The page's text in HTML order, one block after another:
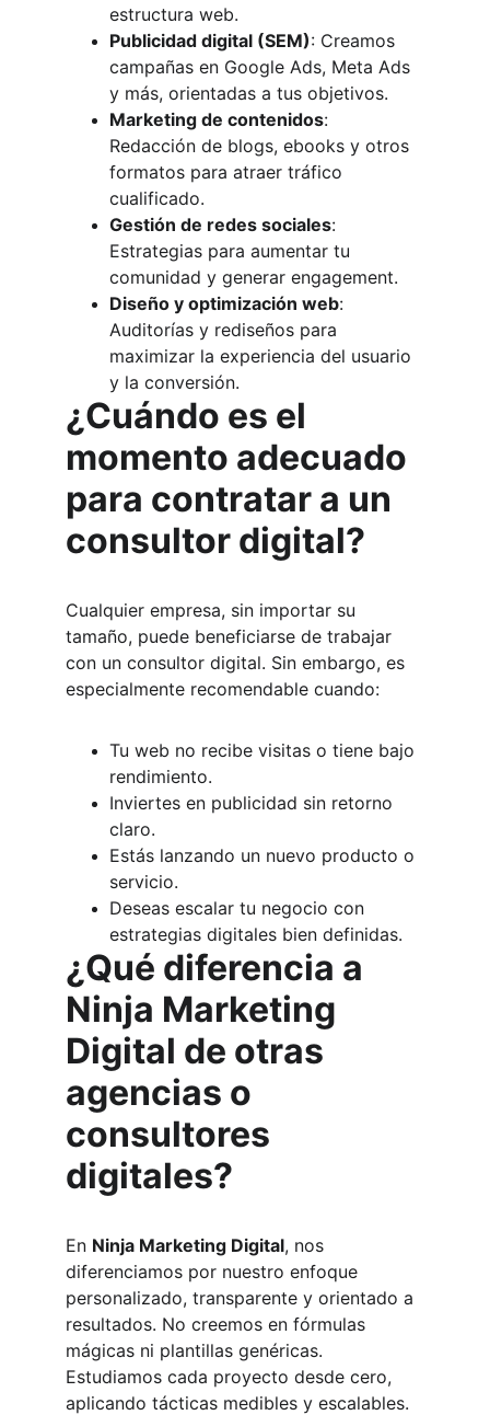
estructura web.
Publicidad digital (SEM): Creamos
campañas en Google Ads, Meta Ads
y más, orientadas a tus objetivos.
Marketing de contenidos:
Redacción de blogs, ebooks y otros
formatos para atraer tráfico
cualificado.
Gestión de redes sociales:
Estrategias para aumentar tu
comunidad y generar engagement.
Diseño y optimización web:
Auditorías y rediseños para
maximizar la experiencia del usuario
y la conversión.
¿Cuándo es el
momento adecuado
para contratar a un
consultor digital?
Cualquier empresa, sin importar su
tamaño, puede beneficiarse de trabajar
con un consultor digital. Sin embargo, es
especialmente recomendable cuando:
Tu web no recibe visitas o tiene bajo
rendimiento.
Inviertes en publicidad sin retorno
claro.
Estás lanzando un nuevo producto o
servicio.
Deseas escalar tu negocio con
estrategias digitales bien definidas.
¿Qué diferencia a
Ninja Marketing
Digital de otras
agencias o
consultores
digitales?
En Ninja Marketing Digital, nos
diferenciamos por nuestro enfoque
personalizado, transparente y orientado a
resultados. No creemos en fórmulas
mágicas ni plantillas genéricas.
Estudiamos cada proyecto desde cero,
aplicando tácticas medibles y escalables.